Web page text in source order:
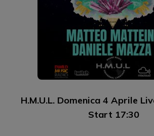
H.M.U.L. Domenica 4 Aprile
Start 17:30